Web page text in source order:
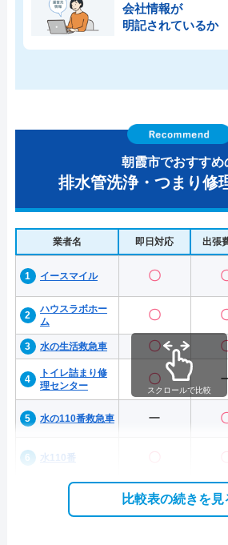
会社情報が
明記されているか
朝霞市でおすすめ
排水管洗浄・つまり修
業者名 即日対応 出張
イースマイル 〇
ハウスラボホー
ム
〇
水の生活救急車 〇
トイレ詰まり修
理センター
〇
水の110番救急車 ー
水110番
スクロールで比較
比較表の続きを見